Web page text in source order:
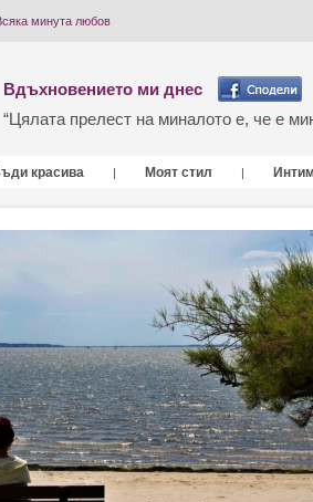
минута любов
Вдъхновението ми днес
“Цялата прелест на миналото е, че е
красива | Моят стил |